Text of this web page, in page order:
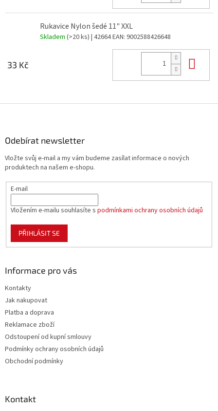
Rukavice Nylon šedé 11" XXL
Skladem (>20 ks) | 42664EAN: 9002588426648
33 Kč
Odebírat newsletter
Vložte svůj e-mail a my vám budeme zasílat informace o nových
produktech na našem e-shopu.
E-mail
Vložením e-mailu souhlasíte s podmínkami ochrany osobních údajů
PŘIHLÁSIT SE
Informace pro vás
Kontakty
Jak nakupovat
Platba a doprava
Reklamace zboží
Odstoupení od kupní smlouvy
Podmínky ochrany osobních údajů
Obchodní podmínky
Kontakt